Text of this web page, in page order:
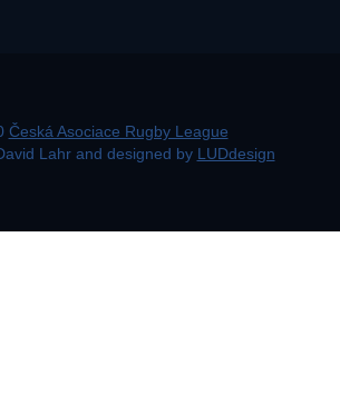
Česká Asociace Rugby League
Lahr and designed by LUDdesign